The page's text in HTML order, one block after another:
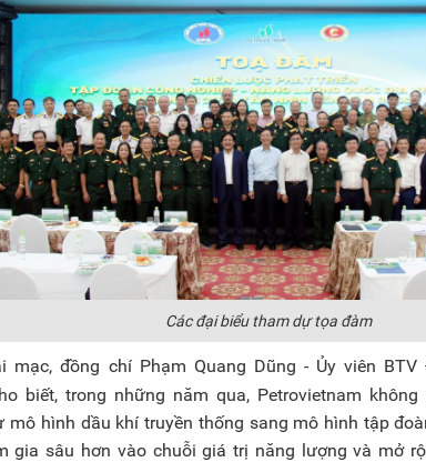
Các đại biểu tham dự tọa đàm
mạc, đồng chí Phạm Quang Dũng - Ủy viên
biết, trong những năm qua, Petrovietnam
mô hình dầu khí truyền thống sang mô hình tập
gia sâu hơn vào chuỗi giá trị năng lượng và mở